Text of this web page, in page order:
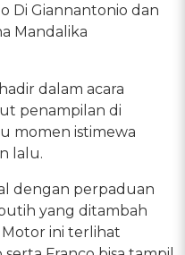
Di Giannantonio dan
Mandalika
dalam acara
penampilan di
momen istimewa
lalu.
dengan perpaduan
yang ditambah
ini terlihat